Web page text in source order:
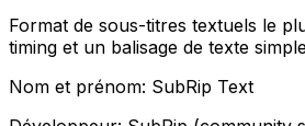
Format de sous-titres textuels le
timing et un balisage de texte
Nom et prénom: SubRip Text